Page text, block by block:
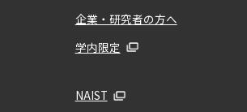
企業・研究者の方へ
学内限定
NAIST